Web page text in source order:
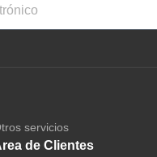
servicios
de Clientes